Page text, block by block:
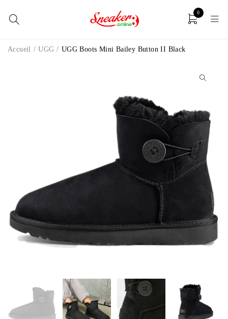
0
Accueil / UGG / UGG Boots Mini Bailey Button II Black